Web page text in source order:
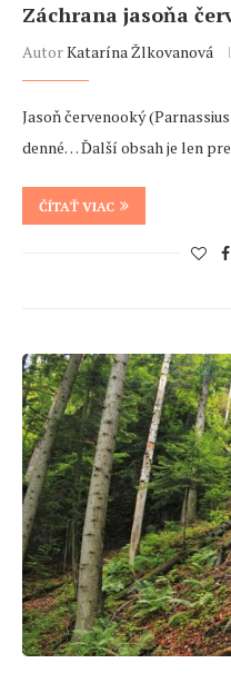
Záchrana jasoňa
AutorKatarína Žlkovanová
Jasoň červenooký
denné… Ďalší obsah je len
ČÍTAŤ VIAC